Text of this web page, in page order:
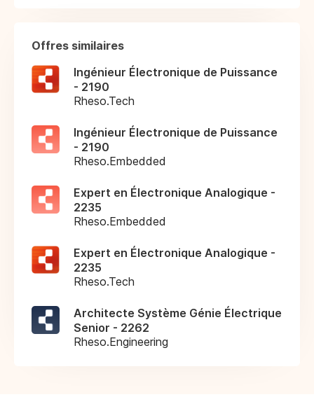
Offres similaires
Ingénieur Électronique de Puissance
- 2190
Rheso.Tech
Ingénieur Électronique de Puissance
- 2190
Rheso.Embedded
Expert en Électronique Analogique -
2235
Rheso.Embedded
Expert en Électronique Analogique -
2235
Rheso.Tech
Architecte Système Génie Électrique
Senior - 2262
Rheso.Engineering